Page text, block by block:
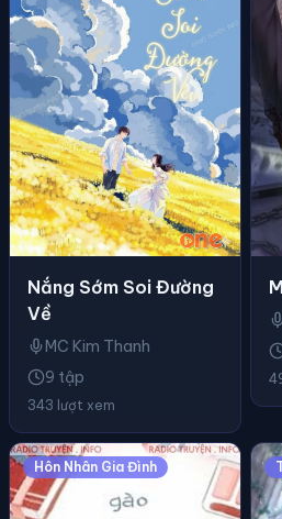
Nắng Sớm Soi Đường
Về
MC Kim Thanh
9 tập
343 lượt xem
Hôn Nhân Gia Đình